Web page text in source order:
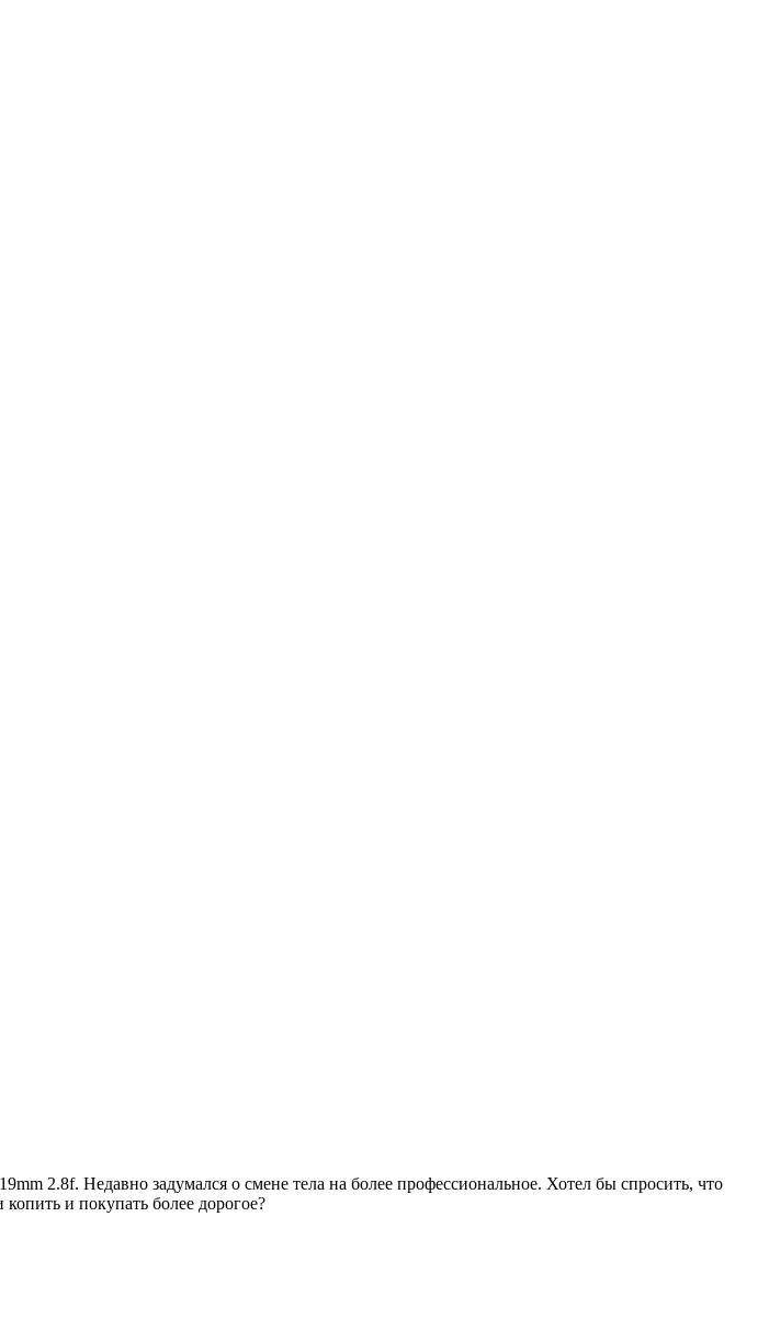
2.8f. Недавно задумался о смене тела на более профессиональное. Хотел бы спросить, что
и покупать более дорогое?